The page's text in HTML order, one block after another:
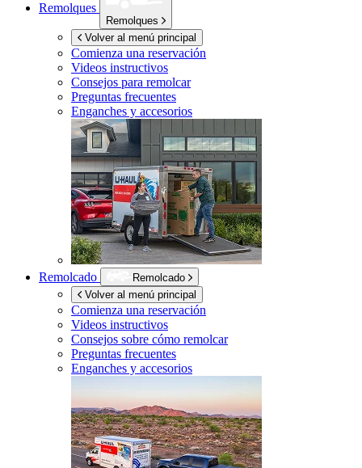
Remolques
Remolques
Volver al menú principal
Comienza una reservación
Videos instructivos
Consejos para remolcar
Preguntas frecuentes
Enganches y accesorios
Remolcado
Remolcado
Volver al menú principal
Comienza una reservación
Videos instructivos
Consejos sobre cómo remolcar
Preguntas frecuentes
Enganches y accesorios